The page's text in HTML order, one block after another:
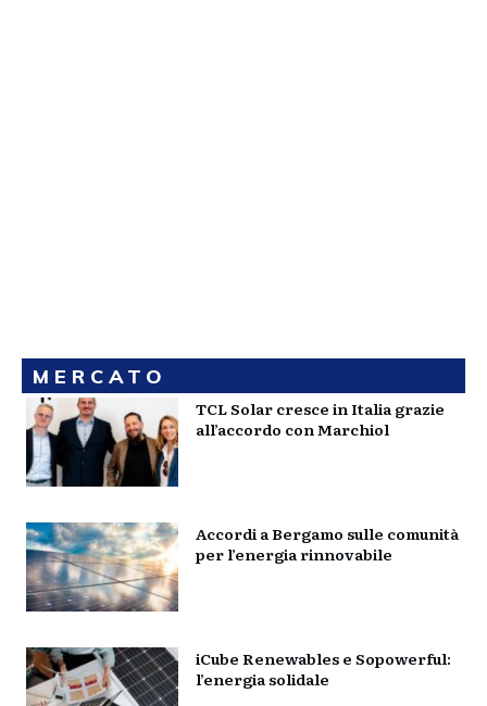
MERCATO
TCL Solar cresce in Italia grazie
all’accordo con Marchiol
Accordi a Bergamo sulle comunità
per l’energia rinnovabile
iCube Renewables e Sopowerful:
l’energia solidale